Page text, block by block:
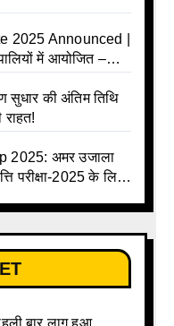
2025 Announced |
में आयोजित –
की अंतिम तिथि
2025: अमर उजाला
परीक्षा-2025 के लिए
बार लागू हुआ